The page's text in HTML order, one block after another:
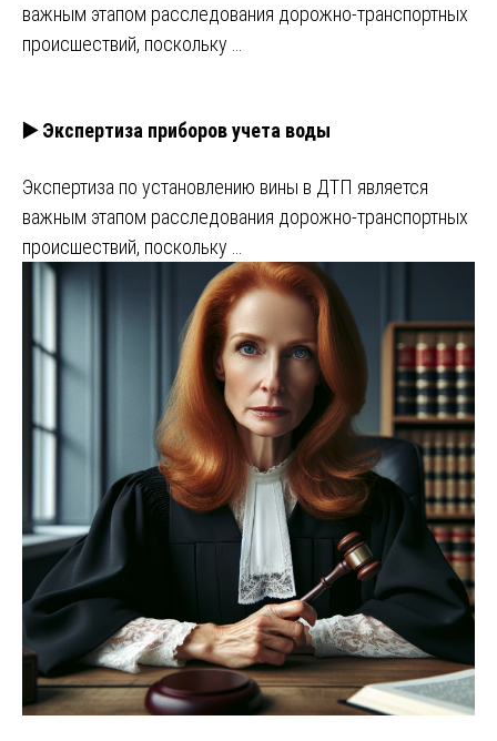
важным этапом расследования дорожно-транспортных
происшествий, поскольку …
▶️ Экспертиза приборов учета воды
Экспертиза по установлению вины в ДТП является
важным этапом расследования дорожно-транспортных
происшествий, поскольку …